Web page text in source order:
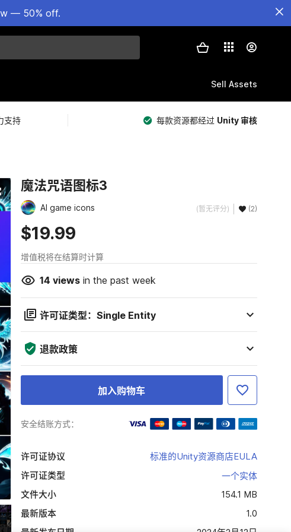
— 50% off.
Sell Assets
支持 每款资源都经过 Unity 审核
魔法咒语图标3
AI game icons (暂无评分) (2)
$19.99
增值税将在结算时计算
14 viewsin the past week
许可证类型：Single Entity
退款政策
加入购物车
安全结账方式：
许可证协议
标准的Unity资源商店EULA
许可证类型
一个实体
文件大小
154.1 MB
最新版本
1.0